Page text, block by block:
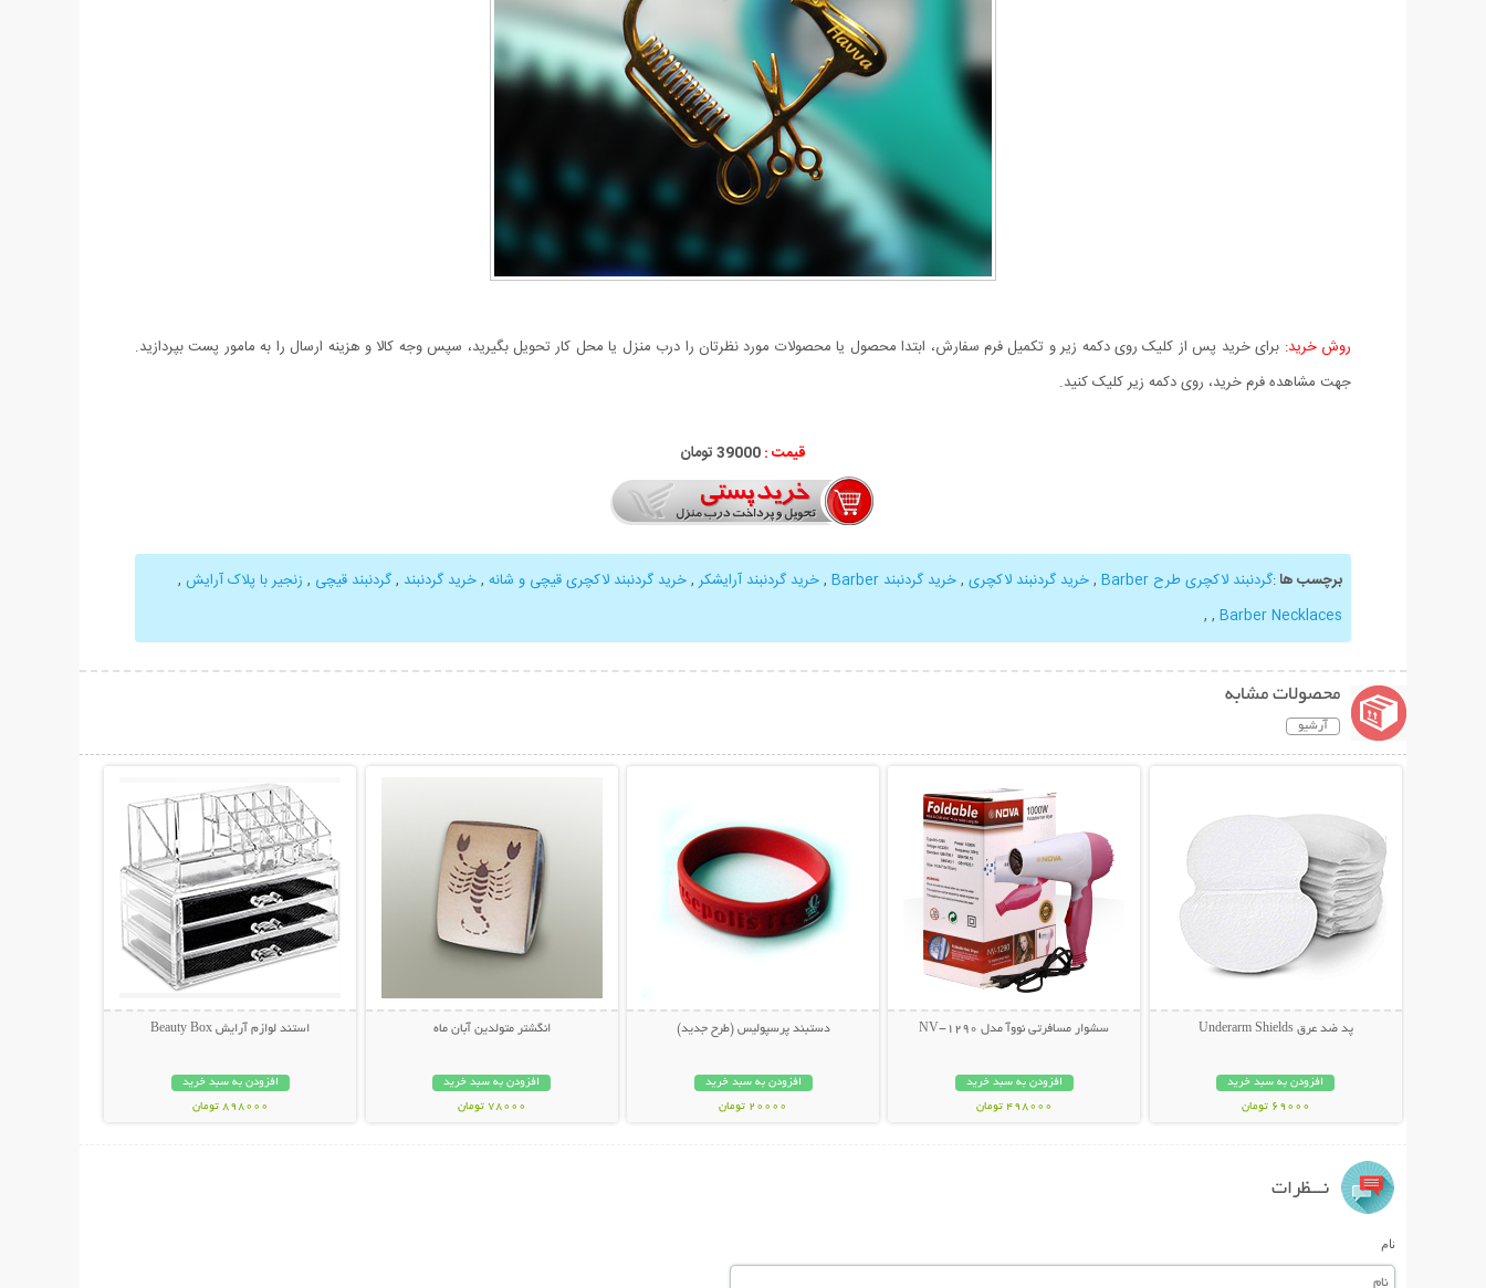
روش خرید: برای خرید پس از کلیک روی دکمه زیر و تکمیل فرم سفارش، ابتدا محصول یا محصولات مورد نظرتان را درب منزل یا محل کار تحویل بگیرید، سپس وجه کالا و هزینه ارسال را به مامور پست بپردازید.
جهت مشاهده فرم خرید، روی دکمه زیر کلیک کنید.
قیمت : 39000 تومان
برچسب ها:گردنبند لاکچری طرح Barber ,خرید گردنبند لاکچری ,خرید گردنبند Barber ,خرید گردنبند آرایشکر ,خرید گردنبند لاکچری قیچی و شانه ,خرید گردنبند ,گردنبند قیچی , زنجیر با پلاک آرایش ,
Barber Necklaces
,
,
محصولات مشابه
آرشیو
پد ضد عرق Underarm Shields
افزودن به سبد خرید
69000 تومان
سشوار مسافرتی نووآ مدل NV-1290
افزودن به سبد خرید
498000 تومان
دستبند پرسپولیس (طرح جدید)
افزودن به سبد خرید
20000 تومان
انگشتر متولدین آبان ماه
افزودن به سبد خرید
78000 تومان
استند لوازم آرایش Beauty Box
افزودن به سبد خرید
898000 تومان
نـــظرات
نام